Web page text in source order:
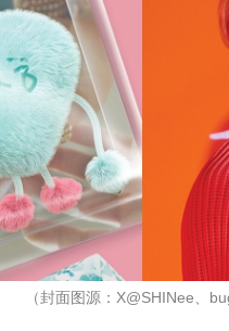
（封面图源：X@SHINee、